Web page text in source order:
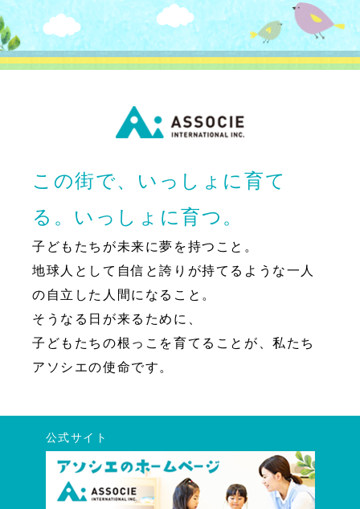
この街で、いっしょに育て
る。いっしょに育つ。
子どもたちが未来に夢を持つこと。
地球人として自信と誇りが持てるような一人
の自立した人間になること。
そうなる日が来るために、
子どもたちの根っこを育てることが、私たち
アソシエの使命です。
公式サイト